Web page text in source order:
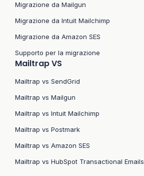
Migrazione da Mailgun
Migrazione da Intuit Mailchimp
Migrazione da Amazon SES
Supporto per la migrazione
Mailtrap VS
Mailtrap vs SendGrid
Mailtrap vs Mailgun
Mailtrap vs Intuit Mailchimp
Mailtrap vs Postmark
Mailtrap vs Amazon SES
Mailtrap vs HubSpot Transactional Emails